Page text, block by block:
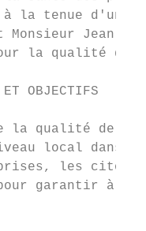
à la tenue d'une
Monsieur
la qualité
ET OBJECTIFS
la qualité de
local
les citoyens
garantir à